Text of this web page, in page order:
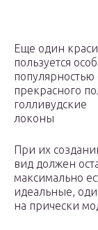
Еще один
пользуется
популярностью
прекрасного
голливудские
локоны
При их
вид должен
максимально
идеальные,
на прически